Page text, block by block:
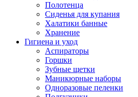
Полотенца
Сиденья для купания
Халатики банные
Хранение
Гигиена и уход
Аспираторы
Горшки
Зубные щетки
Маникюрные наборы
Одноразовые пеленки